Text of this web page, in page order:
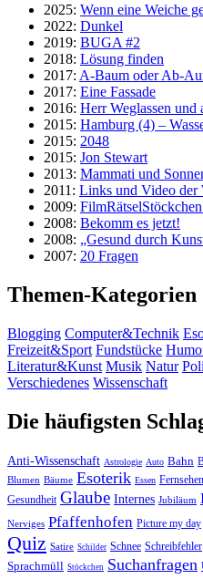
2025: Wenn eine Weiche
2022: Dunkel
2019: BUGA #2
2018: Lösung finden
2017: A-Baum oder Ab-
2017: Eine Fassade
2016: Herr Weglassen und
2015: Hamburg (4) –
2015: 2048
2015: Jon Stewart
2013: Mammati und
2011: Links und Video der
2009:
2008: Bekomm es jetzt!
2008: „Gesund durch
2007: 20 Fragen
Themen-Kategorien
Blogging Computer&Technik
Freizeit&Sport Fundstücke
Literatur&Kunst Musik Natur
Verschiedenes Wissenschaft
Die häufigsten
Anti-Wissenschaft Astrologie Auto Bahn
Blumen Bäume Esoterik Essen Fernsehen
Gesundheit Glaube Internes Jubiläum
Nerviges Pfaffenhofen Picture my day
Quiz Satire Schilder Schnee Schreibfehler
Sprachmüll Stöckchen Suchanfragen